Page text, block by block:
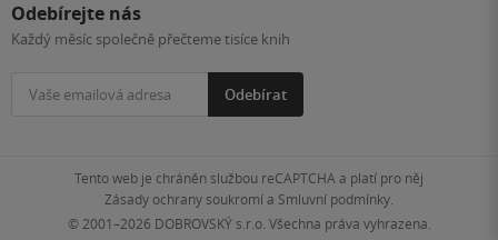
Odebírejte nás
Každý měsíc společně přečteme tisíce knih
Odebírat
Tento web je chráněn službou reCAPTCHA a platí pro něj
Zásady ochrany soukromía Smluvní podmínky.
© 2001–2026 DOBROVSKÝ s.r.o. Všechna práva vyhrazena.